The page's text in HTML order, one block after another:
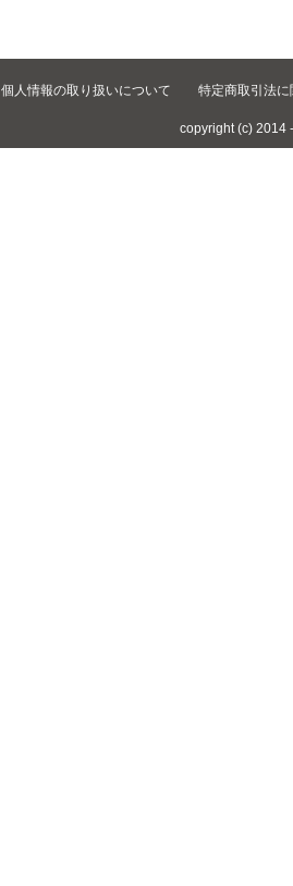
個人情報の取り扱いについて 特定商取引法
copyright (c) 2014